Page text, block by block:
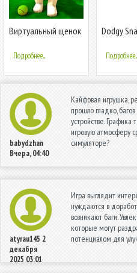
Виртуальный щенок
Подробнее...
Dodgy
Подробнее...
babydzhan
Вчера, 04:40
Кайфовая игрушка,
прошло гладко,
устройстве. Графика
игровую атмосферу
симуляторе?
atyrau145 2
декабря
2025 03:01
Игра выглядит
нуждаются в
возникают баги.
которые могут
потенциалом для